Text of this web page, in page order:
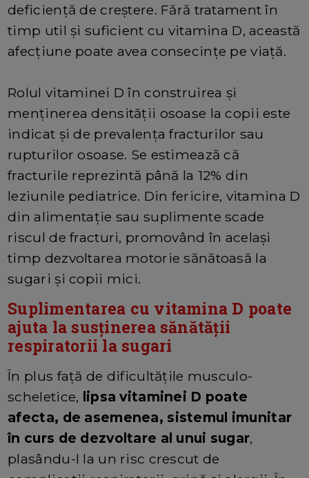
deficiență de creștere. Fără tratament în
timp util și suficient cu vitamina D, această
afecțiune poate avea consecințe pe viață.
Rolul vitaminei D în construirea și
menținerea densității osoase la copii este
indicat și de prevalența fracturilor sau
rupturilor osoase. Se estimează că
fracturile reprezintă până la 12% din
leziunile pediatrice. Din fericire, vitamina D
din alimentație sau suplimente scade
riscul de fracturi, promovând în același
timp dezvoltarea motorie sănătoasă la
sugari și copii mici.
Suplimentarea cu vitamina D poate
ajuta la susținerea sănătății
respiratorii la sugari
În plus față de dificultățile musculo-
scheletice, lipsa vitaminei D poate
afecta, de asemenea, sistemul imunitar
în curs de dezvoltare al unui sugar,
plasându-l la un risc crescut de